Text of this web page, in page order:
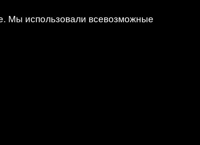
Мы использовали всевозможные